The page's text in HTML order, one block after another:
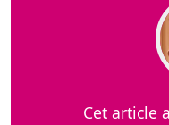
Cet article